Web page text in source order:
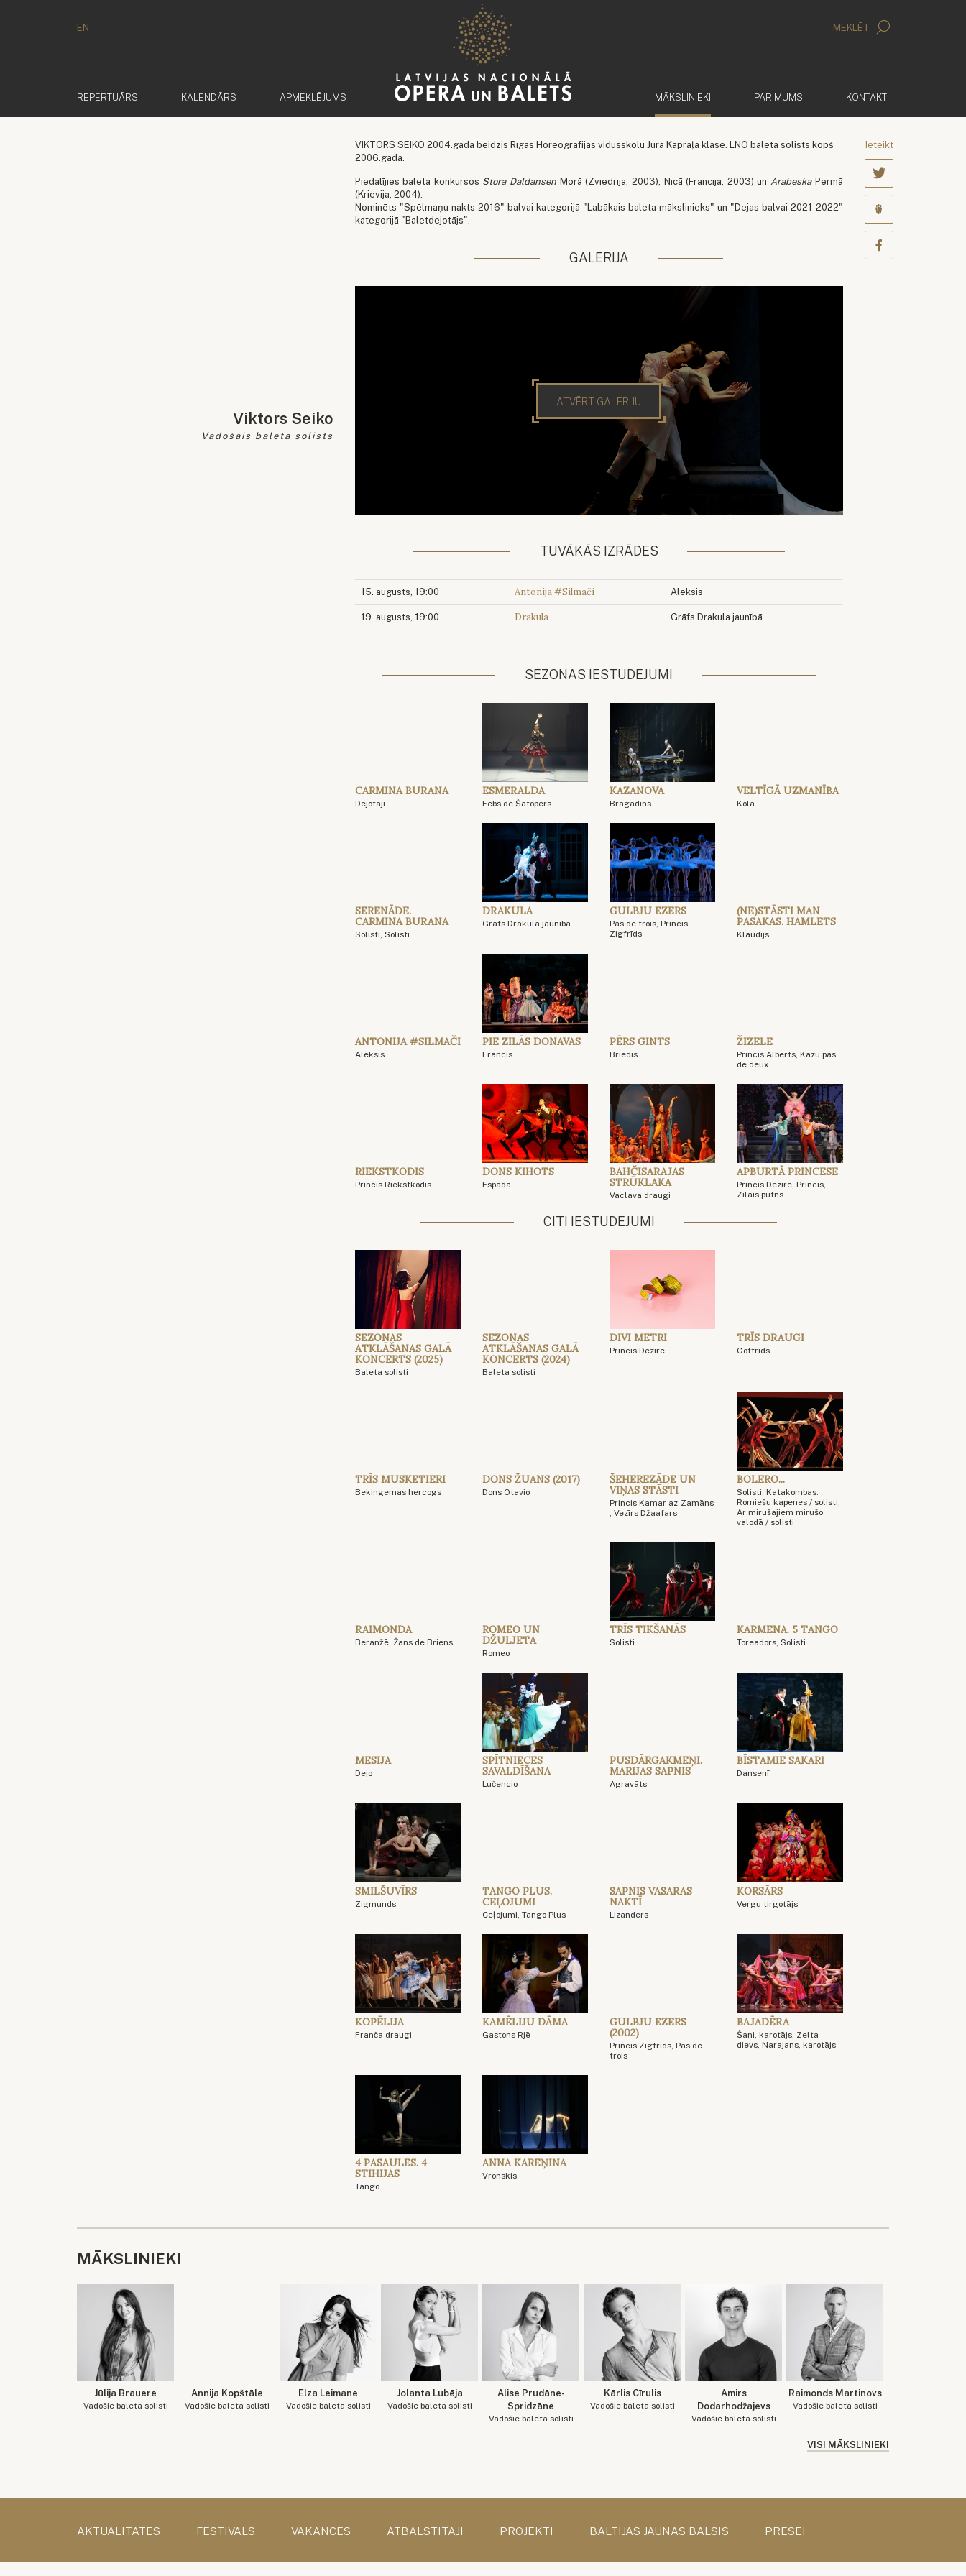
EN MEKLĒT
REPERTUĀRS KALENDĀRS APMEKLĒJUMS MĀKSLINIEKI PAR MUMS KONTAKTI
Viktors Seiko
Vadošais baleta solists
VIKTORS SEIKO 2004.gadā beidzis Rīgas Horeogrāfijas vidusskolu Jura Kaprāļa klasē. LNO baleta solists kopš
2006.gada.
Piedalījies baleta konkursos Stora Daldansen Morā (Zviedrija, 2003), Nicā (Francija, 2003) un Arabeska Permā
(Krievija, 2004).
Nominēts "Spēlmaņu nakts 2016" balvai kategorijā "Labākais baleta mākslinieks" un "Dejas balvai 2021-2022"
kategorijā "Baletdejotājs".
GALERIJA
ATVĒRT GALERIJU
TUVĀKĀS IZRĀDES
15. augusts, 19:00 Antonija #Silmači Aleksis
19. augusts, 19:00 Drakula Grāfs Drakula jaunībā
SEZONAS IESTUDĒJUMI
CARMINA BURANA
Dejotāji
ESMERALDA
Fēbs de Šatopērs
KAZANOVA
Bragadins
VELTĪGĀ UZMANĪBA
Kolā
SERENĀDE.
CARMINA BURANA
Solisti, Solisti
DRAKULA
Grāfs Drakula jaunībā
GULBJU EZERS
Pas de trois, Princis
Zigfrīds
(NE)STĀSTI MAN
PASAKAS. HAMLETS
Klaudijs
ANTONIJA #SILMAČI
Aleksis
PIE ZILĀS DONAVAS
Francis
PĒRS GINTS
Briedis
ŽIZELE
Princis Alberts, Kāzu pas
de deux
RIEKSTKODIS
Princis Riekstkodis
DONS KIHOTS
Espada
BAHČISARAJAS
STRŪKLAKA
Vaclava draugi
APBURTĀ PRINCESE
Princis Dezirē, Princis,
Zilais putns
CITI IESTUDĒJUMI
SEZONAS
ATKLĀŠANAS GALĀ
KONCERTS (2025)
Baleta solisti
SEZONAS
ATKLĀŠANAS GALĀ
KONCERTS (2024)
Baleta solisti
DIVI METRI
Princis Dezirē
TRĪS DRAUGI
Gotfrīds
TRĪS MUSKETIERI
Bekingemas hercogs
DONS ŽUANS (2017)
Dons Otavio
ŠEHEREZĀDE UN
VIŅAS STĀSTI
Princis Kamar az-Zamāns
, Vezīrs Džaafars
BOLERO...
Solisti, Katakombas.
Romiešu kapenes / solisti,
Ar mirušajiem mirušo
valodā / solisti
RAIMONDA
Beranžē, Žans de Briens
ROMEO UN
DŽULJETA
Romeo
TRĪS TIKŠANĀS
Solisti
KARMENA. 5 TANGO
Toreadors, Solisti
MESIJA
Dejo
SPĪTNIECES
SAVALDĪŠANA
Lučencio
PUSDĀRGAKMEŅI.
MARIJAS SAPNIS
Agravāts
BĪSTAMIE SAKARI
Dansenī
SMILŠUVĪRS
Zigmunds
TANGO PLUS.
CEĻOJUMI
Ceļojumi, Tango Plus
SAPNIS VASARAS
NAKTĪ
Lizanders
KORSĀRS
Vergu tirgotājs
KOPĒLIJA
Franča draugi
KAMĒLIJU DĀMA
Gastons Rjē
GULBJU EZERS
(2002)
Princis Zigfrīds, Pas de
trois
BAJADĒRA
Šani, karotājs, Zelta
dievs, Narajans, karotājs
4 PASAULES. 4
STIHIJAS
Tango
ANNA KAREŅINA
Vronskis
Ieteikt
MĀKSLINIEKI
Jūlija Brauere
Vadošie baleta solisti
Annija Kopštāle
Vadošie baleta solisti
Elza Leimane
Vadošie baleta solisti
Jolanta Lubēja
Vadošie baleta solisti
Alise Prudāne-
Spridzāne
Vadošie baleta solisti
Kārlis Cīrulis
Vadošie baleta solisti
Amirs
Dodarhodžajevs
Vadošie baleta solisti
Raimonds Martinovs
Vadošie baleta solisti
VISI MĀKSLINIEKI
AKTUALITĀTES FESTIVĀLS VAKANCES ATBALSTĪTĀJI PROJEKTI BALTIJAS JAUNĀS BALSIS PRESEI